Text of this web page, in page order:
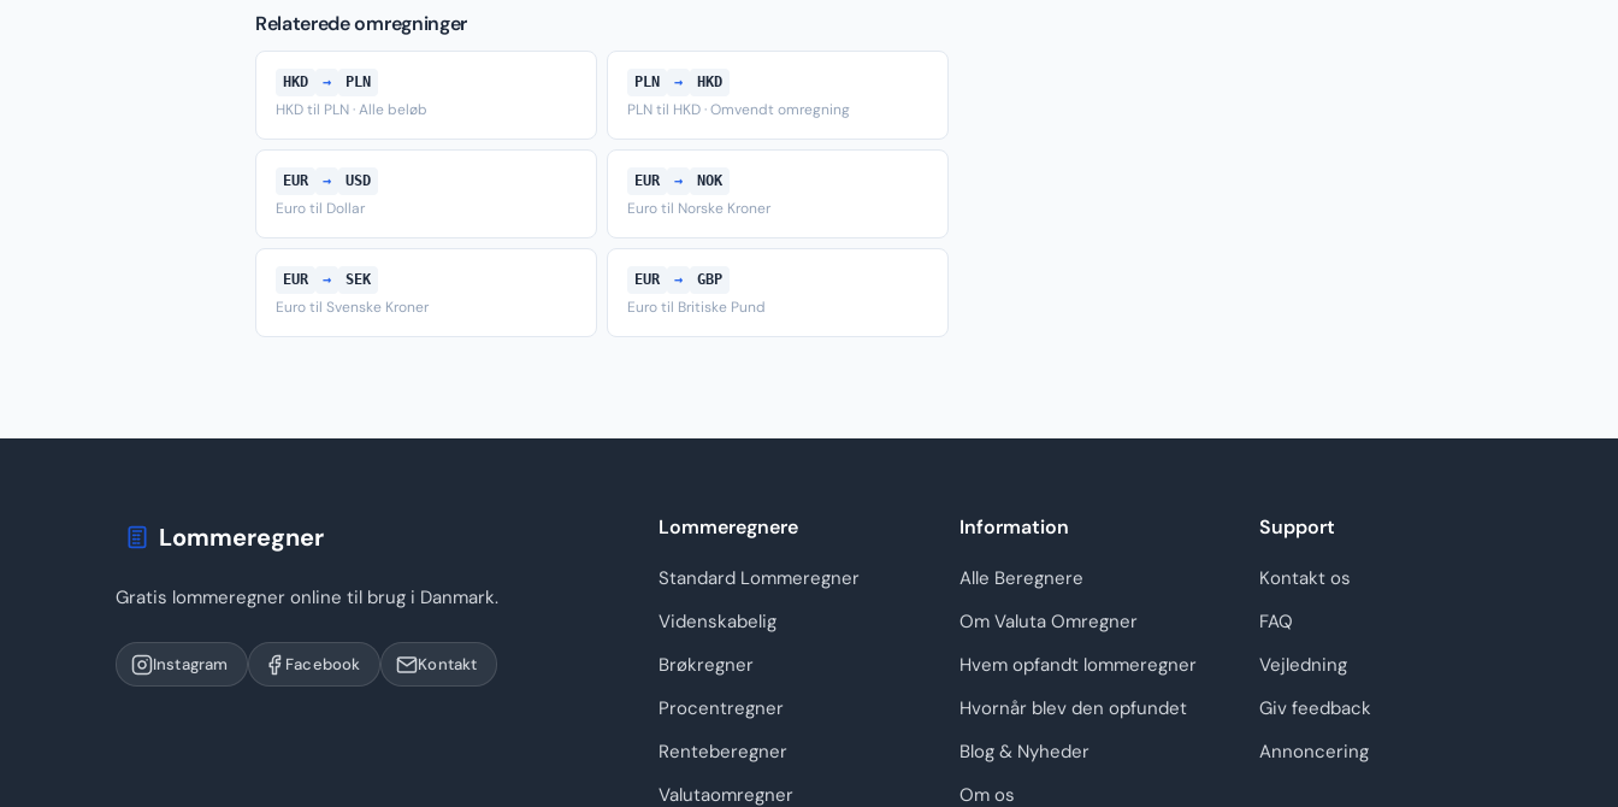
Relaterede omregninger
HKD → PLN
HKD til PLN · Alle beløb
PLN → HKD
PLN til HKD · Omvendt omregning
EUR → USD
Euro til Dollar
EUR → NOK
Euro til Norske Kroner
EUR → SEK
Euro til Svenske Kroner
EUR → GBP
Euro til Britiske Pund
Lommeregner
Gratis lommeregner online til brug i Danmark.
Instagram Facebook Kontakt
Lommeregnere
Standard Lommeregner
Videnskabelig
Brøkregner
Procentregner
Renteberegner
Valutaomregner
Information
Alle Beregnere
Om Valuta Omregner
Hvem opfandt lommeregner
Hvornår blev den opfundet
Blog & Nyheder
Om os
Support
Kontakt os
FAQ
Vejledning
Giv feedback
Annoncering